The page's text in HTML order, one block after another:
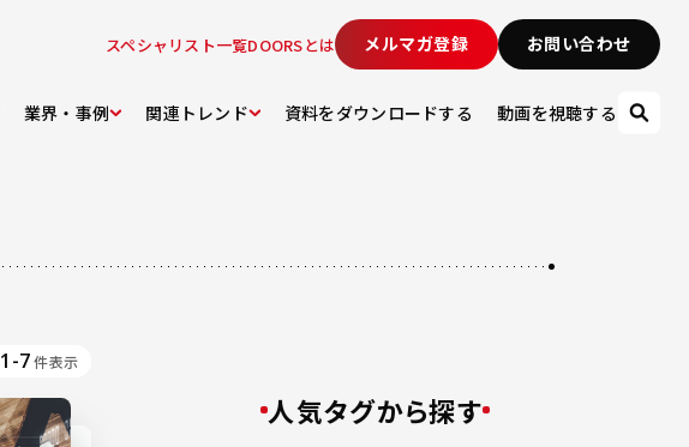
スペシャリスト一覧DOORSとは メルマガ登録 お問い合わせ
業界・事例 関連トレンド 資料をダウンロードする 動画を視聴する
1-7件表示
人気タグから探す